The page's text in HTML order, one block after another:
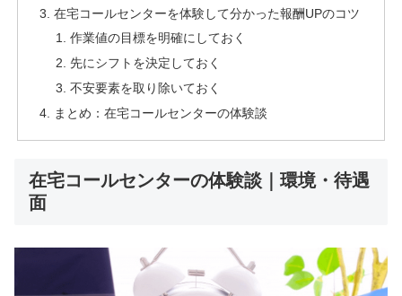
在宅コールセンターを体験して分かった報酬UPのコツ
作業値の目標を明確にしておく
先にシフトを決定しておく
不安要素を取り除いておく
まとめ：在宅コールセンターの体験談
在宅コールセンターの体験談｜環境・待遇
面